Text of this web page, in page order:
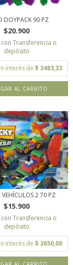
DOYPACK 90 PZ
$20.900
con Transferencia o
depósito
interés de $ 3483,33
VEHÍCULOS 2 70 PZ
$15.900
con Transferencia o
depósito
interés de $ 2650,00